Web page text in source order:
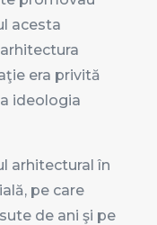
acesta
era privită
ideologia
arhitectural în
pe care
de ani şi pe